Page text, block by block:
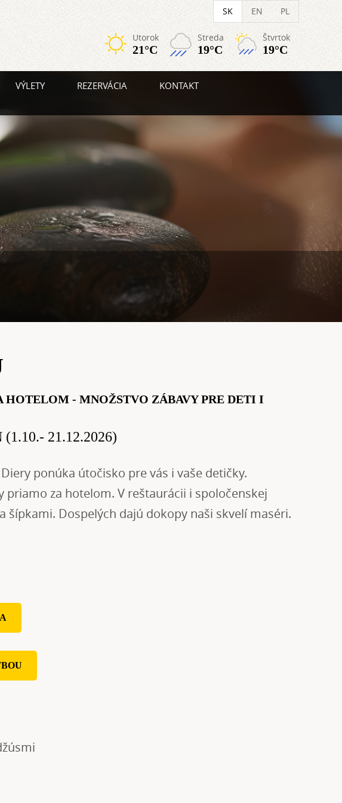
SK EN PL
Utorok
21°C
Streda
19°C
Štvrtok
19°C
VÝLETY REZERVÁCIA KONTAKT
- MNOŽSTVO ZÁBAVY PRE DETI I
(1.10.- 21.12.2026)
ponúka útočisko pre vás i vaše detičky.
priamo za hotelom. V reštaurácii i spoločenskej
Dospelých dajú dokopy naši skvelí maséri.